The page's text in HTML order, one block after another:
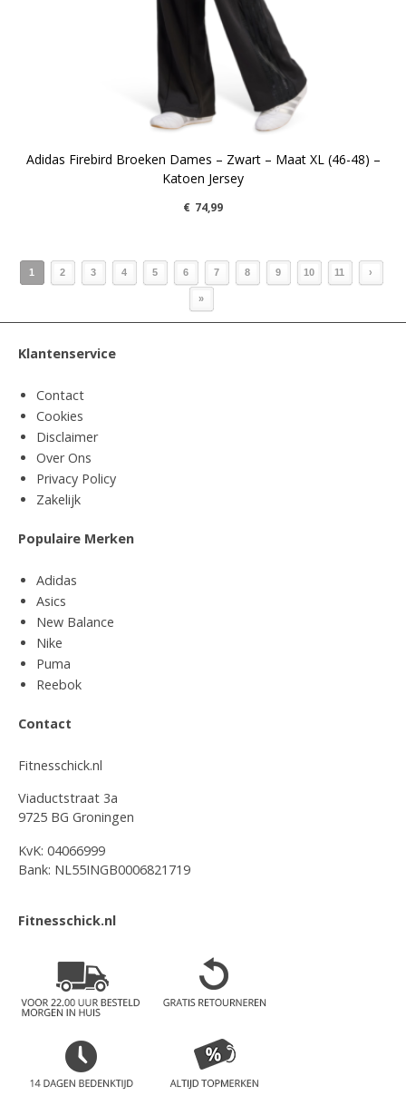
Adidas Firebird Broeken Dames – Zwart – Maat XL (46-48) –
Katoen Jersey
€ 74,99
1 2 3 4 5 6 7 8 9 10 11 ›
»
Klantenservice
Contact
Cookies
Disclaimer
Over Ons
Privacy Policy
Zakelijk
Populaire Merken
Adidas
Asics
New Balance
Nike
Puma
Reebok
Contact
Fitnesschick.nl
Viaductstraat 3a
9725 BG Groningen
KvK: 04066999
Bank: NL55INGB0006821719
Fitnesschick.nl